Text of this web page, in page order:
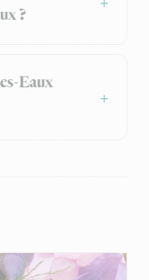
?
Eaux